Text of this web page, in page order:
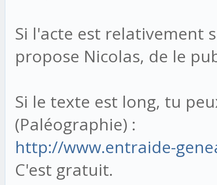
Si l'acte est relativement
propose Nicolas, de le
Si le texte est long, tu
(Paléographie) :
http://www.entraide-
C'est gratuit.